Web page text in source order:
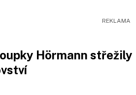
Hörmann střežily